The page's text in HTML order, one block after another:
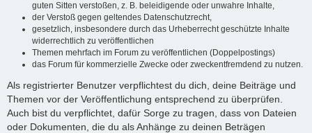
guten Sitten verstoßen, z. B. beleidigende oder unwahre Inhalte,
der Verstoß gegen geltendes Datenschutzrecht,
gesetzlich, insbesondere durch das Urheberrecht geschützte Inhalte
widerrechtlich zu veröffentlichen
Themen mehrfach im Forum zu veröffentlichen (Doppelpostings)
das Forum für kommerzielle Zwecke oder zweckentfremdend zu nutzen.
Als registrierter Benutzer verpflichtest du dich, deine Beiträge und
Themen vor der Veröffentlichung entsprechend zu überprüfen.
Auch bist du verpflichtet, dafür Sorge zu tragen, dass von Dateien
oder Dokumenten, die du als Anhänge zu deinen Beträgen